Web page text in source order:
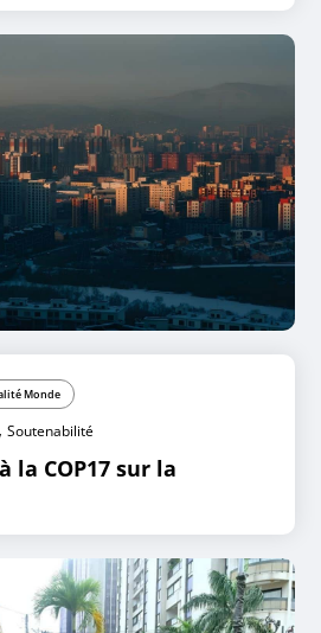
Monde
,Soutenabilité
la COP17 sur la